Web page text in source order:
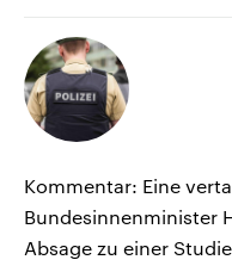
Kommentar: Eine
Bundesinnenminister
Absage zu einer